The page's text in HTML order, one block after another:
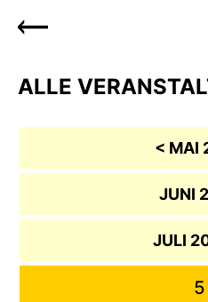
ALLE
< MAI
JUNI
JULI
5